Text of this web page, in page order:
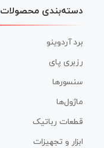
دسته‌بندی محصولات
برد آردوینو
رزبری پای
سنسورها
ماژول‌ها
قطعات رباتیک
ابزار و تجهیزات